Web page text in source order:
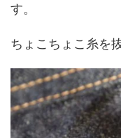
す。
ちょこちょこ糸を